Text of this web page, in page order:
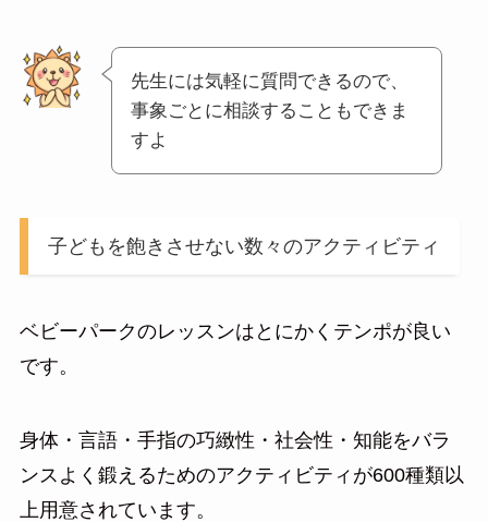
先生には気軽に質問できるので、
事象ごとに相談することもできま
すよ
子どもを飽きさせない数々のアクティビティ
ベビーパークのレッスンはとにかくテンポが良い
です。
身体・言語・手指の巧緻性・社会性・知能をバラ
ンスよく鍛えるためのアクティビティが600種類以
上用意されています。